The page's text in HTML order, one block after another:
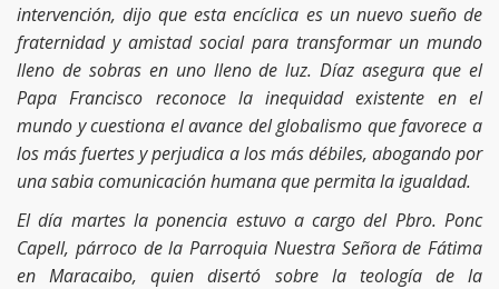
intervención, dijo que esta encíclica es un nuevo sueño de
fraternidad y amistad social para transformar un mundo
lleno de sobras en uno lleno de luz. Díaz asegura que el
Papa Francisco reconoce la inequidad existente en el
mundo y cuestiona el avance del globalismo que favorece a
los más fuertes y perjudica a los más débiles, abogando por
una sabia comunicación humana que permita la igualdad.
El día martes la ponencia estuvo a cargo del Pbro. Ponc
Capell, párroco de la Parroquia Nuestra Señora de Fátima
en Maracaibo, quien disertó sobre la teología de la